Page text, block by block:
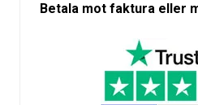
Betala mot faktura eller